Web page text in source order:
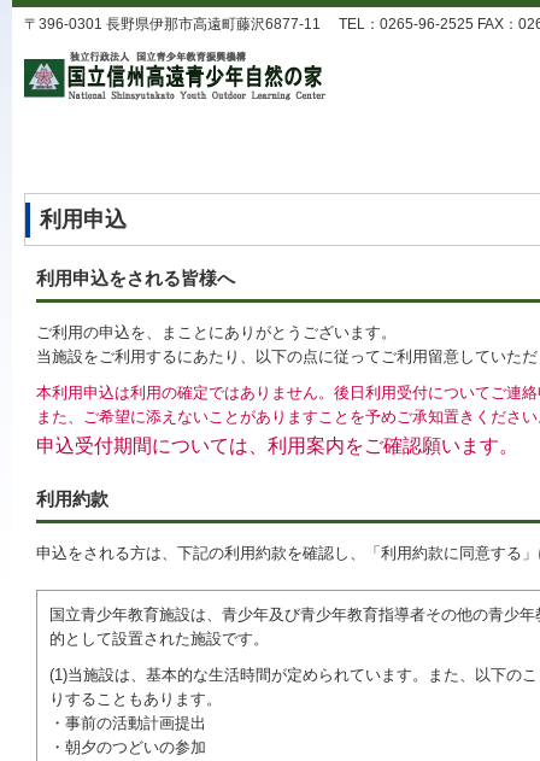
〒396-0301 長野県伊那市高遠町藤沢6877-11 TEL：0265-96-2525 FAX：
利用申込
利用申込をされる皆様へ
ご利用の申込を、まことにありがとうございます。
当施設をご利用するにあたり、以下の点に従ってご利用留意していた
本利用申込は利用の確定ではありません。後日利用受付についてご連
また、ご希望に添えないことがありますことを予めご承知置きくださ
申込受付期間については、利用案内をご確認願います。
利用約款
申込をされる方は、下記の利用約款を確認し、「利用約款に同意する
国立青少年教育施設は、青少年及び青少年教育指導者その他の青少
的として設置された施設です。
(1)当施設は、基本的な生活時間が定められています。また、以下の
りすることもあります。
・事前の活動計画提出
・朝夕のつどいの参加